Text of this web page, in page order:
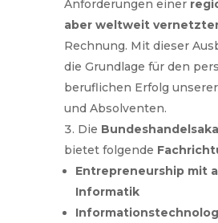
Anforderungen einer
aber weltweit
Rechnung. Mit dieser
die Grundlage für den
beruflichen Erfolg
und Absolventen.
Die
bietet folgende
Entrepreneurship mit
Informatik